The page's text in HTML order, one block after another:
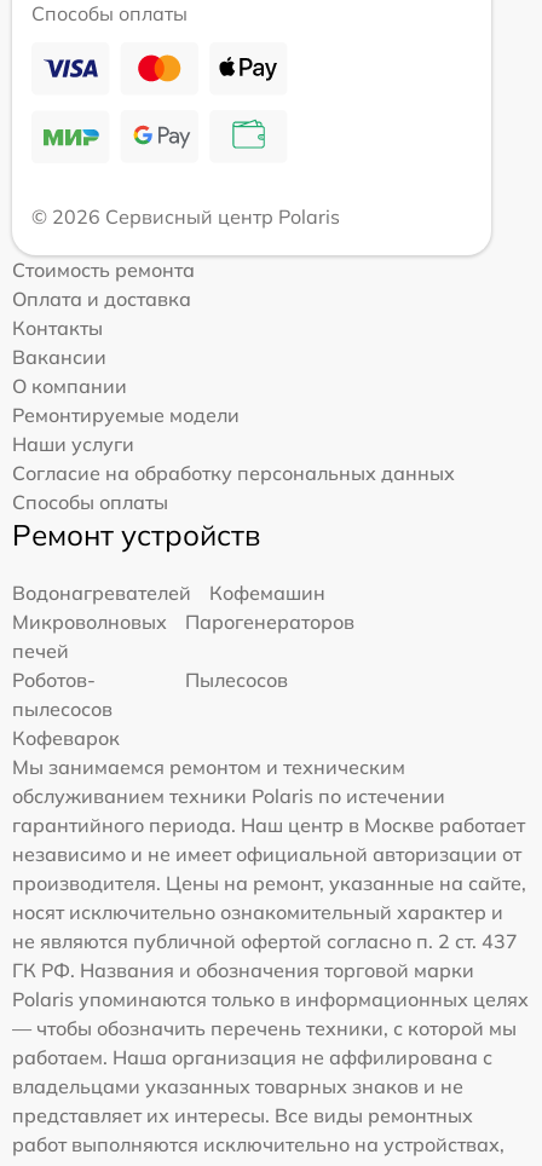
Способы оплаты
© 2026 Сервисный центр Polaris
Стоимость ремонта
Оплата и доставка
Контакты
Вакансии
О компании
Ремонтируемые модели
Наши услуги
Согласие на обработку персональных данных
Способы оплаты
Ремонт устройств
Водонагревателей
Кофемашин
Микроволновых
печей
Парогенераторов
Роботов-
пылесосов
Пылесосов
Кофеварок
Мы занимаемся ремонтом и техническим
обслуживанием техники Polaris по истечении
гарантийного периода. Наш центр в Москве работает
независимо и не имеет официальной авторизации от
производителя. Цены на ремонт, указанные на сайте,
носят исключительно ознакомительный характер и
не являются публичной офертой согласно п. 2 ст. 437
ГК РФ. Названия и обозначения торговой марки
Polaris упоминаются только в информационных целях
— чтобы обозначить перечень техники, с которой мы
работаем. Наша организация не аффилирована с
владельцами указанных товарных знаков и не
представляет их интересы. Все виды ремонтных
работ выполняются исключительно на устройствах,